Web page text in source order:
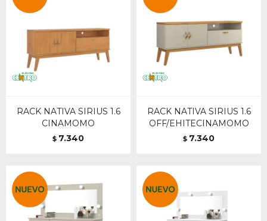
RACK NATIVA SIRIUS 1.6
CINAMOMO
$ 7.340
RACK NATIVA SIRIUS 1.6
OFF/EHITECINAMOMO
$ 7.340